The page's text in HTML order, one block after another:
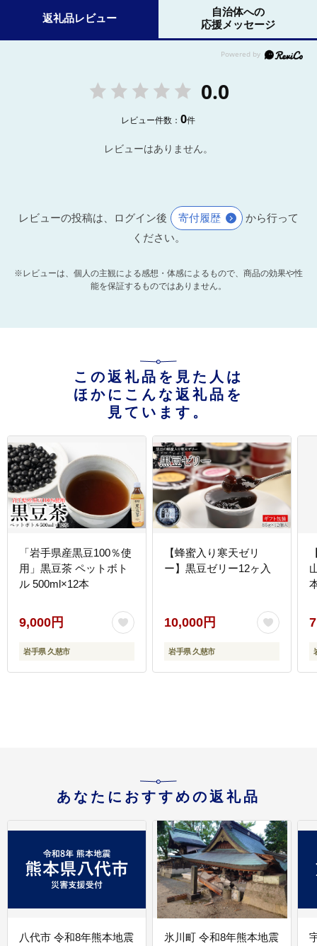
返礼品レビュー
自治体への
応援メッセージ
0.0
レビュー件数：0件
レビューはありません。
レビューの投稿は、ログイン後 寄付履歴
から行って
ください。
※レビューは、個人の主観による感想・体感によるもので、商品の効果や性
能を保証するものではありません。
この返礼品を見た人は
ほかにこんな返礼品を
見ています。
「岩手県産黒豆100％使
用」黒豆茶 ペットボト
ル 500ml×12本
9,000円
岩手県 久慈市
【蜂蜜入り寒天ゼリ
ー】黒豆ゼリー12ヶ入
10,000円
岩手県 久慈市
あなたにおすすめの返礼品
八代市 令和8年熊本地震
氷川町 令和8年熊本地震